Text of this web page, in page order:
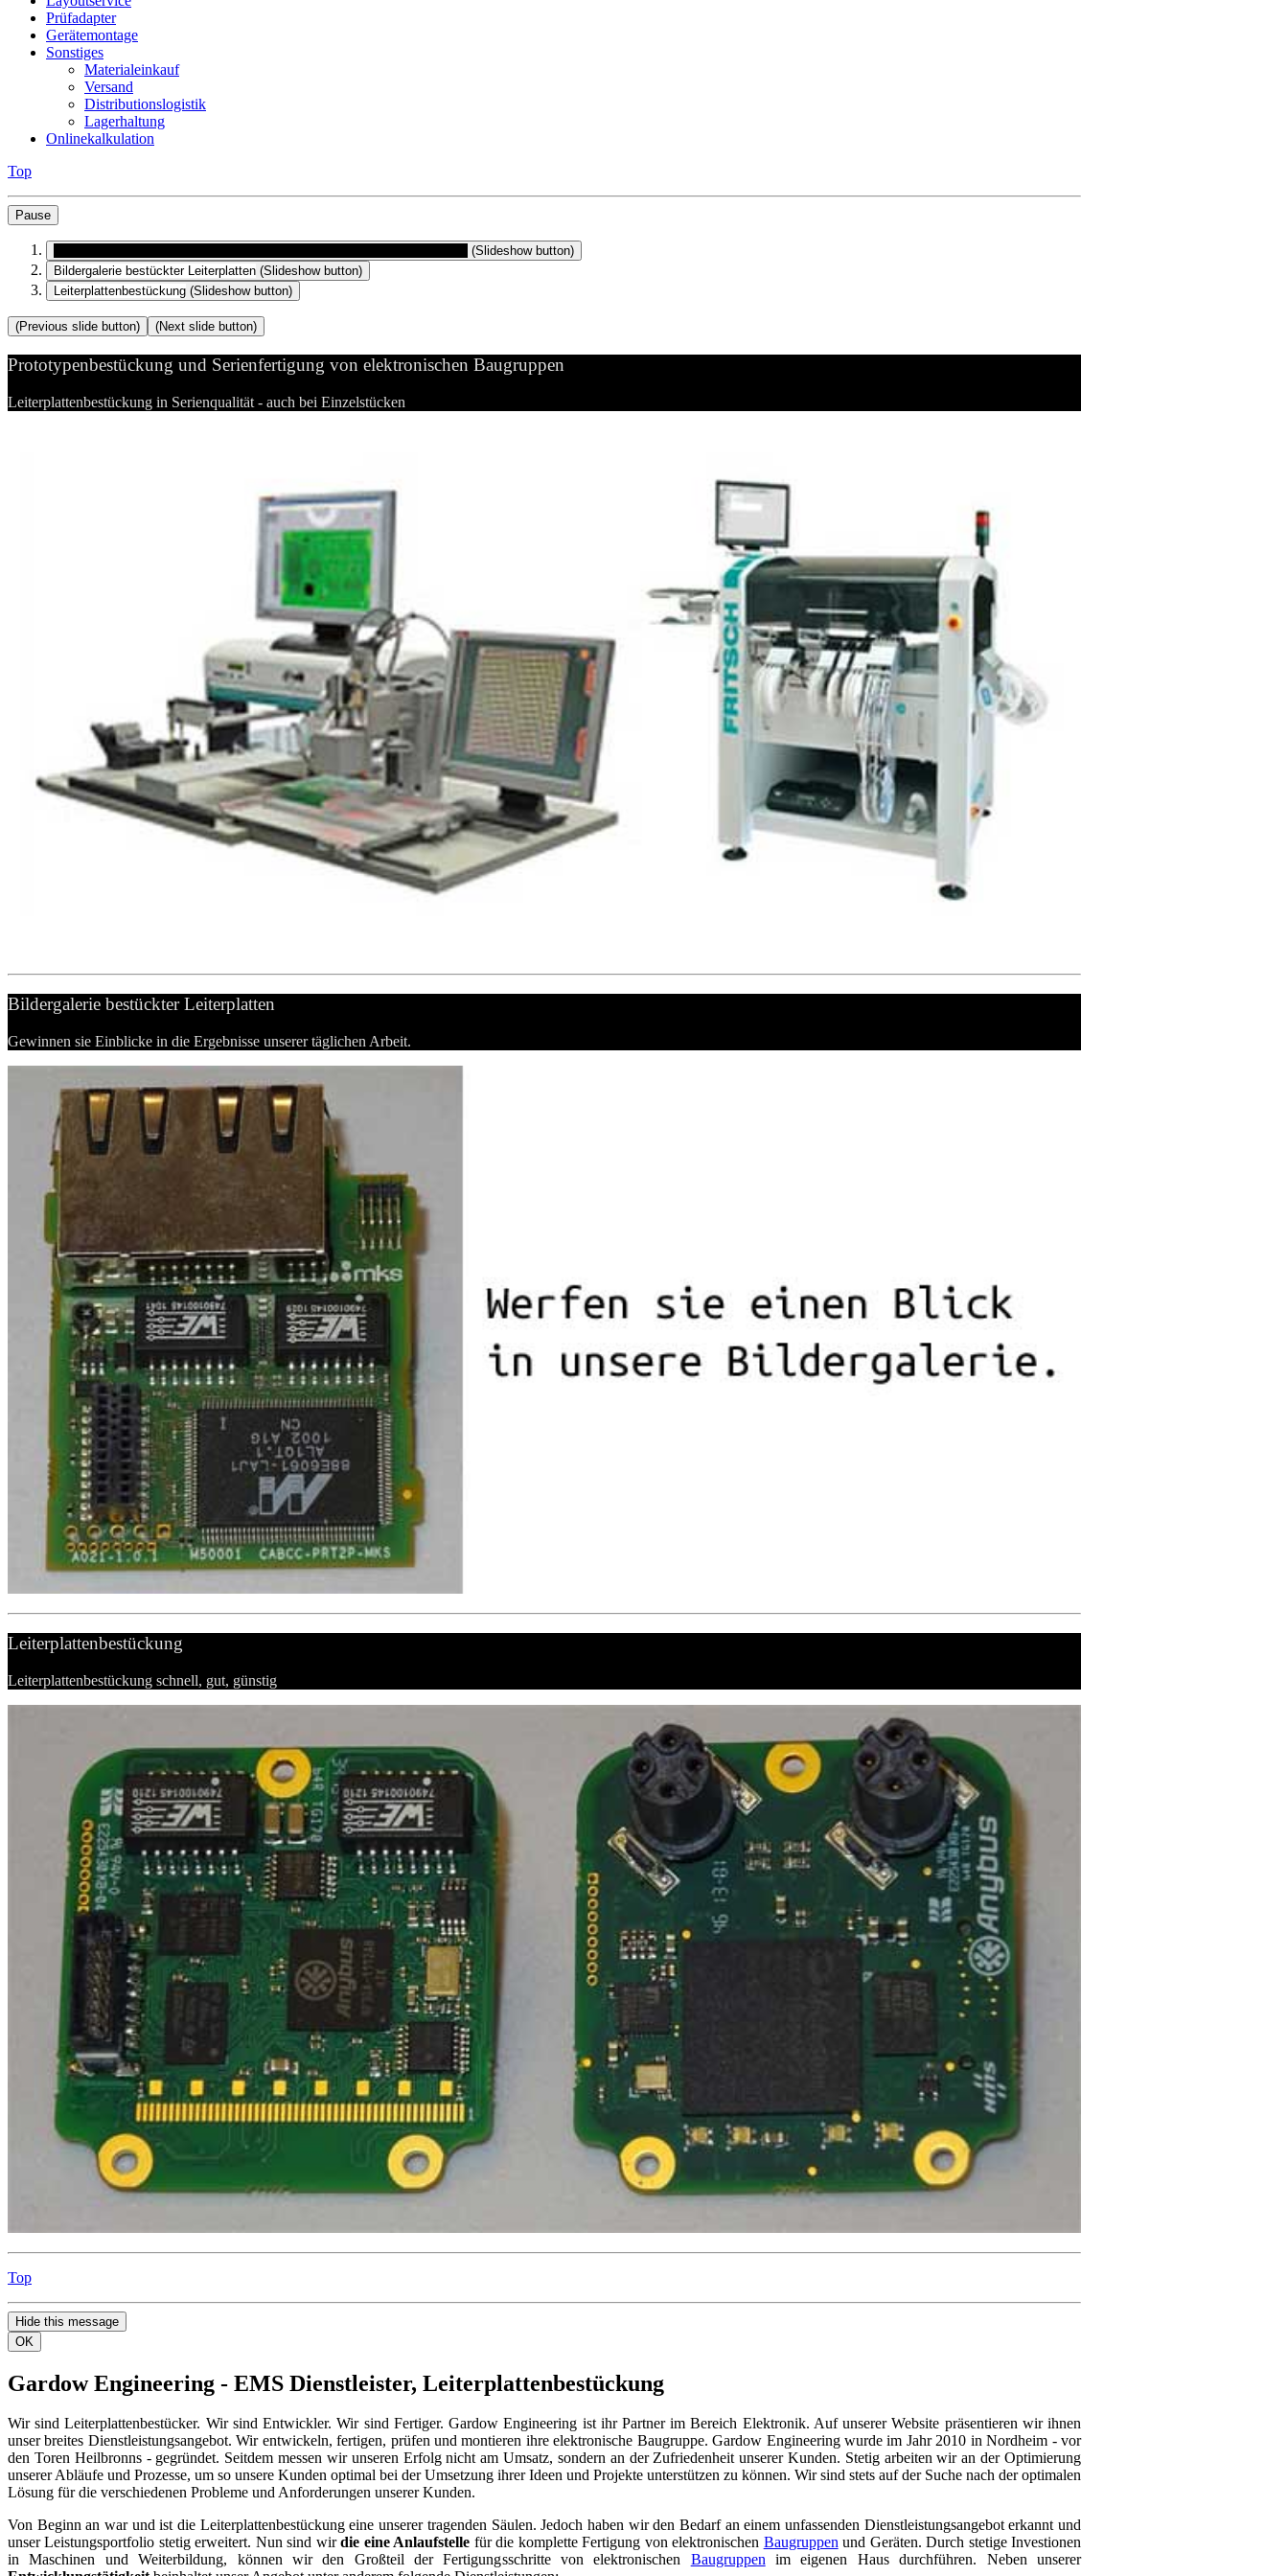
Prüfadapter
Gerätemontage
Sonstiges
Materialeinkauf
Versand
Distributionslogistik
Lagerhaltung
Onlinekalkulation
Top
Pause
(Slideshow button)
Bildergalerie bestückter Leiterplatten (Slideshow button)
Leiterplattenbestückung (Slideshow button)
(Previous slide button) (Next slide button)
Prototypenbestückung und Serienfertigung von elektronischen Baugruppen
Leiterplattenbestückung in Serienqualität - auch bei Einzelstücken
Bildergalerie bestückter Leiterplatten
Gewinnen sie Einblicke in die Ergebnisse unserer täglichen Arbeit.
Leiterplattenbestückung
Leiterplattenbestückung schnell, gut, günstig
Top
Hide this message
OK
Gardow Engineering - EMS Dienstleister, Leiterplattenbestückung
Wir sind Leiterplattenbestücker. Wir sind Entwickler. Wir sind Fertiger. Gardow Engineering ist ihr Partner im Bereich Elektronik. Auf unserer Website präsentieren wir ihnen
unser breites Dienstleistungsangebot. Wir entwickeln, fertigen, prüfen und montieren ihre elektronische Baugruppe. Gardow Engineering wurde im Jahr 2010 in Nordheim - vor
den Toren Heilbronns - gegründet. Seitdem messen wir unseren Erfolg nicht am Umsatz, sondern an der Zufriedenheit unserer Kunden. Stetig arbeiten wir an der Optimierung
unserer Abläufe und Prozesse, um so unsere Kunden optimal bei der Umsetzung ihrer Ideen und Projekte unterstützen zu können. Wir sind stets auf der Suche nach der optimalen
Lösung für die verschiedenen Probleme und Anforderungen unserer Kunden.
Von Beginn an war und ist die Leiterplattenbestückung eine unserer tragenden Säulen. Jedoch haben wir den Bedarf an einem unfassenden Dienstleistungsangebot erkannt und
unser Leistungsportfolio stetig erweitert. Nun sind wirdie eine Anlaufstelle für die komplette Fertigung von elektronischen Baugruppenund Geräten. Durch stetige Investionen
in Maschinen und Weiterbildung, können wir den Großteil der Fertigungsschritte von elektronischen Baugruppenim eigenen Haus durchführen. Neben unserer